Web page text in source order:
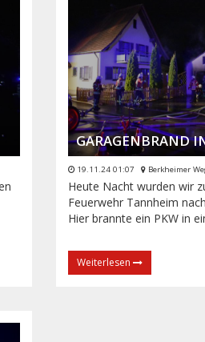
GARAGENBRAND
19.11.24 01:07 Berkheimer
Heute Nacht wurden wir
Feuerwehr Tannheim
Hier brannte ein PKW in
Weiterlesen